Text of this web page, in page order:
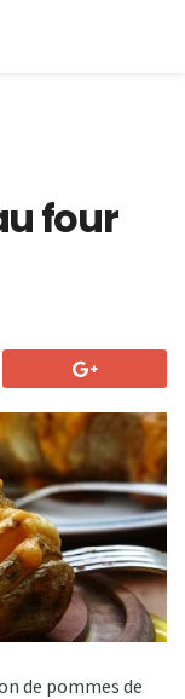
four
de pommes de